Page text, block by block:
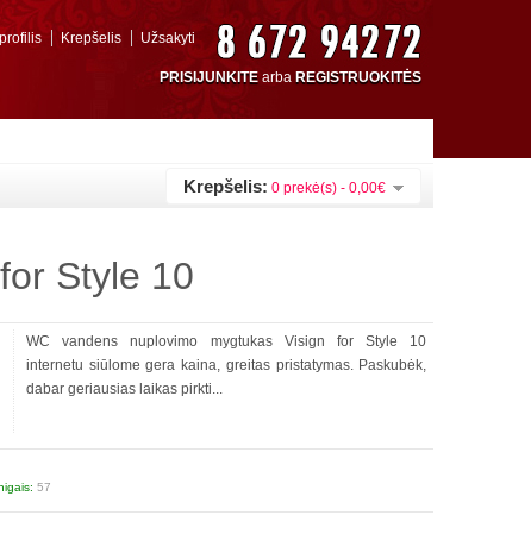
PRISIJUNKITE arba REGISTRUOKITĖS
Krepšelis Užsakyti
Krepšelis: 0 prekė(s) - 0,00€
Style 10
WC vandens nuplovimo mygtukas Visign for Style 10
internetu siūlome gera kaina, greitas pristatymas. Paskubėk,
dabar geriausias laikas pirkti...
57